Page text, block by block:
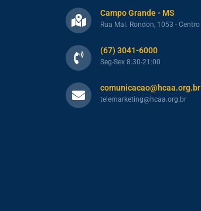
Campo Grande - MS
Rua Mal. Rondon, 1053 - Centro
(67) 3041-6000
Seg-Sex 8:30-21:00
comunicacao@hcaa.org.br
telemarketing@hcaa.org.br